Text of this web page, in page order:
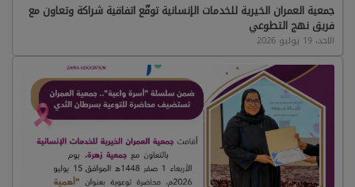
جمعية العمران الخيرية للخدمات الإنسانية توقّع اتفاقية شراكة وتعاون مع
فريق نهج التطوعي
الاحد، 19 يوليو 2026